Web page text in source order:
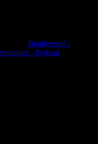
Biodiversité -
- Podcast